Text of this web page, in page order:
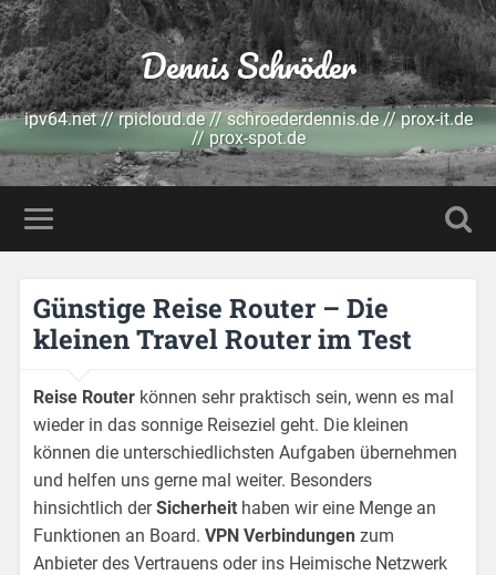
Dennis Schröder
ipv64.net // rpicloud.de // schroederdennis.de // prox-it.de
// prox-spot.de
Günstige Reise Router – Die
kleinen Travel Router im Test
Reise Router können sehr praktisch sein, wenn es mal
wieder in das sonnige Reiseziel geht. Die kleinen
können die unterschiedlichsten Aufgaben übernehmen
und helfen uns gerne mal weiter. Besonders
hinsichtlich derSicherheit haben wir eine Menge an
Funktionen an Board. VPN Verbindungen zum
Anbieter des Vertrauens oder ins Heimische Netzwerk